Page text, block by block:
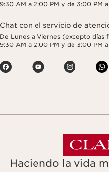
9:30 AM a 2:00 PM y de 3:00 PM
Chat con el servicio de
De Lunes a Viernes (excepto días
9:30 AM a 2:00 PM y de 3:00 PM
Haciendo la vida